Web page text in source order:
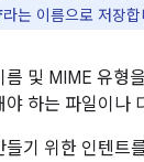
라는 이름으로 저장합
및 MIME 유형
하는 파일이나
기 위한 인텐트